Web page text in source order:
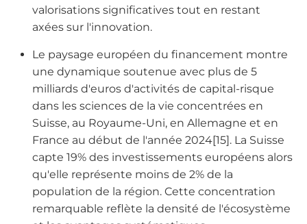
valorisations significatives tout en restant
axées sur l'innovation.
Le paysage européen du financement montre
une dynamique soutenue avec plus de 5
milliards d'euros d'activités de capital-risque
dans les sciences de la vie concentrées en
Suisse, au Royaume-Uni, en Allemagne et en
France au début de l'année 2024[15]. La Suisse
capte 19% des investissements européens alors
qu'elle représente moins de 2% de la
population de la région. Cette concentration
remarquable reflète la densité de l'écosystème